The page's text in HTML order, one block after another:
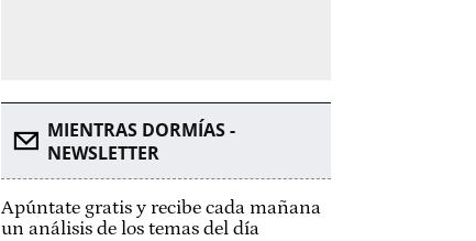
MIENTRAS DORMÍAS -
NEWSLETTER
Apúntate gratis y recibe cada mañana
un análisis de los temas del día